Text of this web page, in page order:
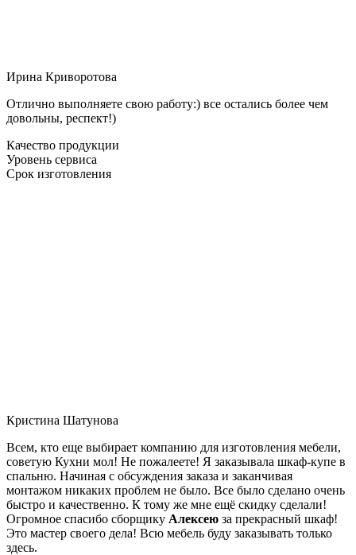
Ирина Криворотова
Отлично выполняете свою работу:) все остались более чем
довольны, респект!)
Качество продукции
Уровень сервиса
Срок изготовления
Кристина Шатунова
Всем, кто еще выбирает компанию для изготовления мебели,
советую Кухни мол! Не пожалеете! Я заказывала шкаф-купе в
спальню. Начиная с обсуждения заказа и заканчивая
монтажом никаких проблем не было. Все было сделано очень
быстро и качественно. К тому же мне ещё скидку сделали!
Огромное спасибо сборщику Алексею за прекрасный шкаф!
Это мастер своего дела! Всю мебель буду заказывать только
здесь.